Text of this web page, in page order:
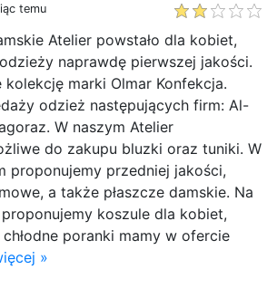
temu
Atelier powstało dla kobiet,
naprawdę pierwszej jakości.
kolekcję marki Olmar Konfekcja.
odzież następujących firm: Al-
W naszym Atelier
do zakupu bluzki oraz tuniki. W
proponujemy przedniej jakości,
a także płaszcze damskie. Na
koszule dla kobiet,
poranki mamy w ofercie
»